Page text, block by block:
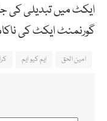
ایکٹ میں تبدیلی کی
گورنمنٹ ایکٹ کی
امین الحق ایم کیو ایم